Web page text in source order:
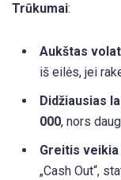
Trūkumai:
Aukštas
iš eilės, jei
Didžiausias
000, nors
Greitis
„Cash Out“,